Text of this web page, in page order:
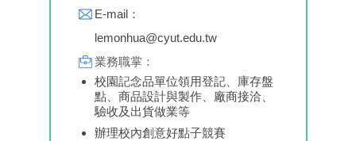
E-mail：
lemonhua@cyut.edu.tw
業務職掌：
校園記念品單位領用登記、庫存盤
點、商品設計與製作、廠商接洽、
驗收及出貨做業等
辦理校內創意好點子競賽